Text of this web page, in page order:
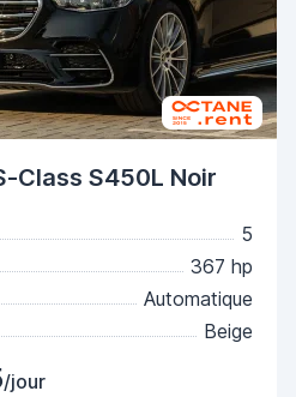
Class S450L Noir
5
367 hp
Automatique
Beige
/jour